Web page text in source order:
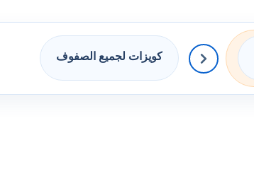
كويزات لجميع الصفوف